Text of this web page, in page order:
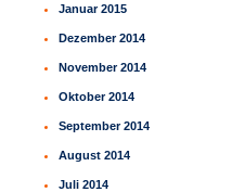
Januar 2015
Dezember 2014
November 2014
Oktober 2014
September 2014
August 2014
Juli 2014